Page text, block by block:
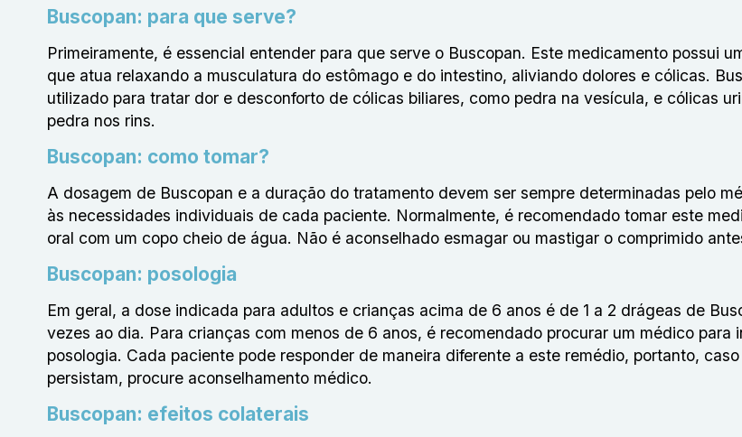
Buscopan: para que serve?
Primeiramente, é essencial entender para que serve o Buscopan. Este medicamento possui
que atua relaxando a musculatura do estômago e do intestino, aliviando dolores e cólicas.
utilizado para tratar dor e desconforto de cólicas biliares, como pedra na vesícula, e cólicas
pedra nos rins.
Buscopan: como tomar?
A dosagem de Buscopan e a duração do tratamento devem ser sempre determinadas pelo
às necessidades individuais de cada paciente. Normalmente, é recomendado tomar este
oral com um copo cheio de água. Não é aconselhado esmagar ou mastigar o comprimido
Buscopan: posologia
Em geral, a dose indicada para adultos e crianças acima de 6 anos é de 1 a 2 drágeas de
vezes ao dia. Para crianças com menos de 6 anos, é recomendado procurar um médico para
posologia. Cada paciente pode responder de maneira diferente a este remédio, portanto,
persistam, procure aconselhamento médico.
Buscopan: efeitos colaterais